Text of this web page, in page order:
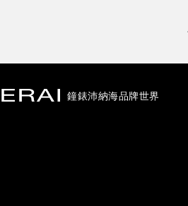
鐘錶沛納海品牌世界